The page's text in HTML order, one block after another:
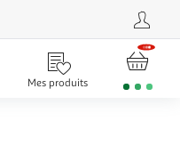
Mes produits